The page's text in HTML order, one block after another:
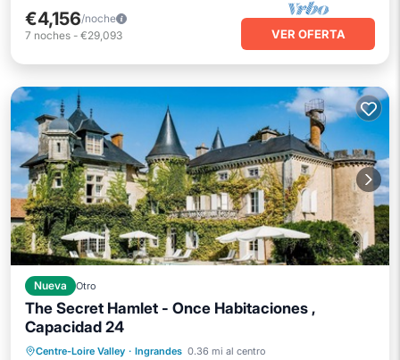
€4,156/noche
7 noches - €29,093 VER OFERTA
Nueva Otro
The Secret Hamlet - Once Habitaciones ,
Capacidad 24
Centre-Loire Valley · Ingrandes 0.36 mi al centro
Piscina privada
Piscina
Balcón/Terraza